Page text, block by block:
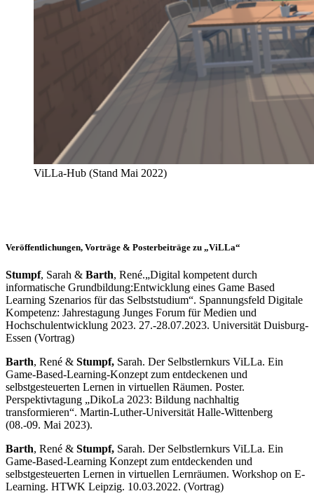
ViLLa-Hub (Stand Mai 2022)
Veröffentlichungen, Vorträge & Posterbeiträge zu „ViLLa“
Stumpf, Sarah & Barth, René.„Digital kompetent durch
informatische Grundbildung:Entwicklung eines Game Based
Learning Szenarios für das Selbststudium“. Spannungsfeld Digitale
Kompetenz: Jahrestagung Junges Forum für Medien und
Hochschulentwicklung 2023. 27.-28.07.2023. Universität Duisburg-
Essen (Vortrag)
Barth, René & Stumpf, Sarah. Der Selbstlernkurs ViLLa. Ein
Game-Based-Learning-Konzept zum entdeckenen und
selbstgesteuerten Lernen in virtuellen Räumen. Poster.
Perspektivtagung „DikoLa 2023: Bildung nachhaltig
transformieren“. Martin-Luther-Universität Halle-Wittenberg
(08.-09. Mai 2023).
Barth, René & Stumpf, Sarah. Der Selbstlernkurs ViLLa. Ein
Game-Based-Learning Konzept zum entdeckenden und
selbstgesteuerten Lernen in virtuellen Lernräumen. Workshop on E-
Learning. HTWK Leipzig. 10.03.2022. (Vortrag)